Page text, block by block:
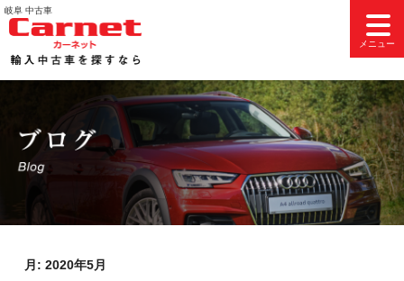
コ
ン
テ
岐阜 中古車
メニュー
月:2020年5月